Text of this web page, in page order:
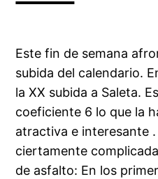
Este fin de semana
subida del calendario.
la XX subida a Saleta.
coeficiente 6 lo que la
atractiva e interesante .
ciertamente
de asfalto: En los